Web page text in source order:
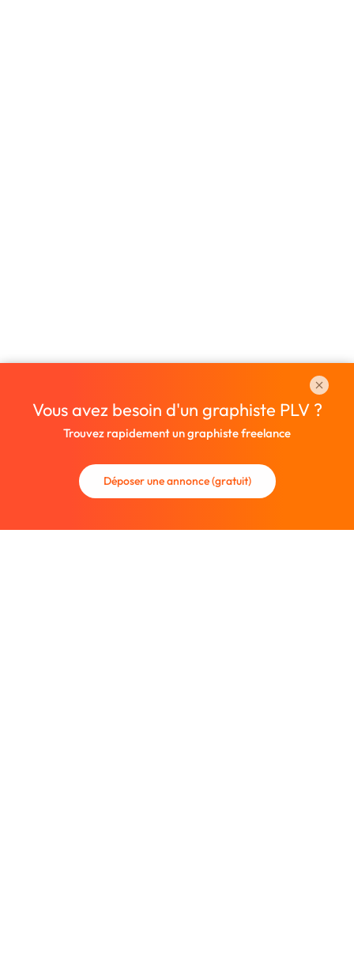
Vous avez besoin d'un graphiste PLV ?
Trouvez rapidement un graphiste freelance
Déposer une annonce (gratuit)